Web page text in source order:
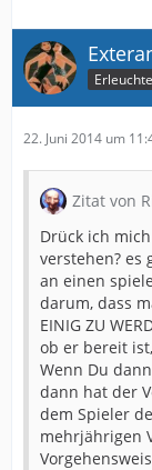
22. Juni 2014 um
Zitat von
Drück ich
verstehen? es
an einen
darum, dass
EINIG ZU
ob er bereit
Wenn Du
dann hat der
dem Spieler
mehrjährigen